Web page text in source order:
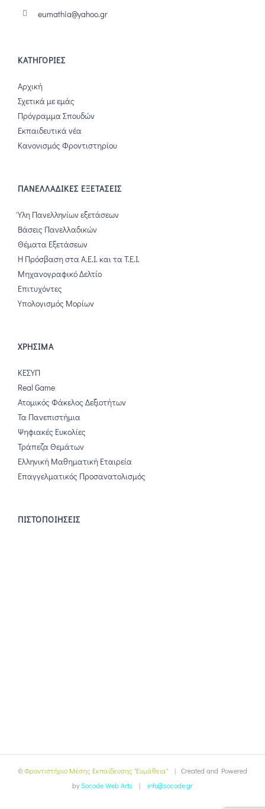
eumathia@yahoo.gr
ΚΑΤΗΓΟΡΙΕΣ
Αρχική
Σχετικά με εμάς
Πρόγραμμα Σπουδών
Εκπαιδευτικά νέα
Κανονισμός Φροντιστηρίου
ΠΑΝΕΛΛΑΔΙΚΕΣ ΕΞΕΤΑΣΕΙΣ
Ύλη Πανελληνίων εξετάσεων
Βάσεις Πανελλαδικών
Θέματα Εξετάσεων
Η Πρόσβαση στα Α.Ε.Ι. και τα Τ.Ε.Ι.
Μηχανογραφικό Δελτίο
Επιτυχόντες
Υπολογισμός Μορίων
ΧΡΗΣΙΜΑ
ΚΕΣΥΠ
Real Game
Ατομικός Φάκελος Δεξιοτήτων
Τα Πανεπιστήμια
Ψηφιακές Ευκολίες
Τράπεζα Θεμάτων
Ελληνική Μαθηματική Εταιρεία
Επαγγελματικός Προσανατολισμός
ΠΙΣΤΟΠΟΙΗΣΕΙΣ
©Φροντιστήριο Μέσης Εκπαίδευσης "Ευμάθεια" | Created and Powered
bySocode Web Arts | info@socode.gr